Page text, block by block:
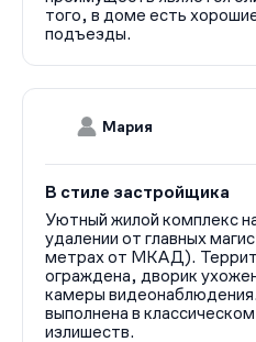
того, в доме есть
подъезды.
Мария
В стиле застройщика
Уютный жилой комплекс
удалении от главных
метрах от МКАД).
ограждена, дворик
камеры
выполнена в
излишеств.